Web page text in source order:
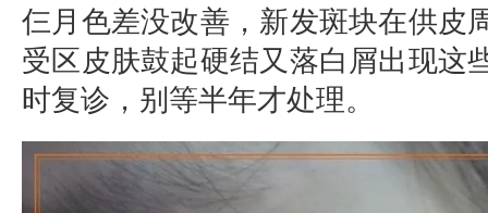
仨月色差没改善，新发斑块在供皮
受区皮肤鼓起硬结又落白屑出现这
时复诊，别等半年才处理。